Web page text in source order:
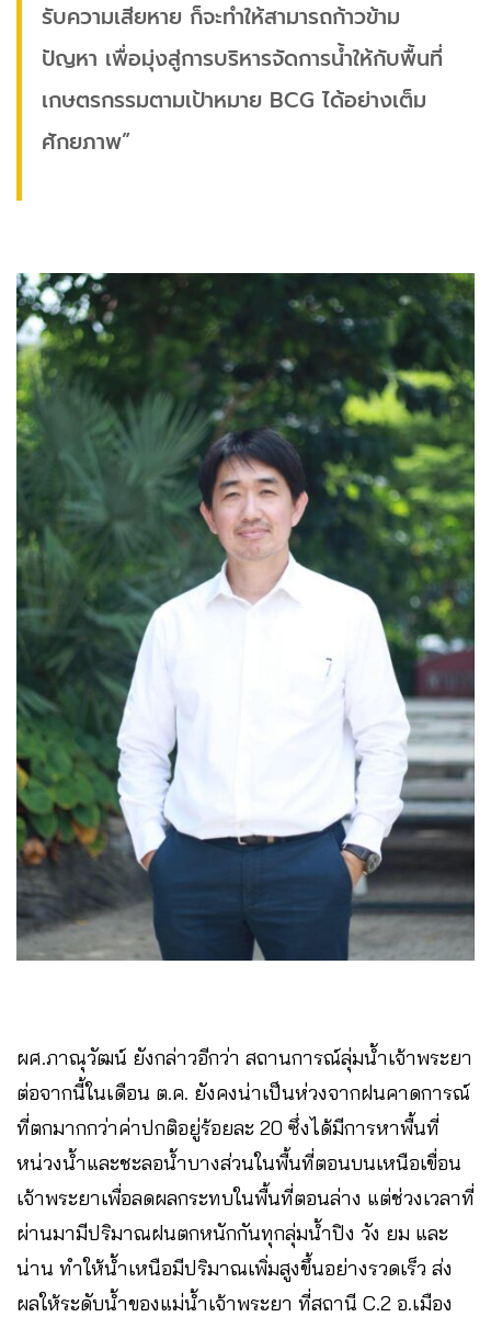
รับความเสียหาย ก็จะทำให้สามารถก้าวข้าม
ปัญหา เพื่อมุ่งสู่การบริหารจัดการน้ำให้กับพื้นที่
เกษตรกรรมตามเป้าหมาย BCG ได้อย่างเต็ม
ศักยภาพ”​
ผศ.ภาณุวัฒน์ ยังกล่าวอีกว่า สถานการณ์ลุ่มน้ำเจ้าพระยา
ต่อจากนี้ในเดือน ต.ค. ยังคงน่าเป็นห่วงจากฝนคาดการณ์
ที่ตกมากกว่าค่าปกติอยู่ร้อยละ 20 ซึ่งได้มีการหาพื้นที่
หน่วงน้ำและชะลอน้ำบางส่วนในพื้นที่ตอนบนเหนือเขื่อน
เจ้าพระยาเพื่อลดผลกระทบในพื้นที่ตอนล่าง แต่ช่วงเวลาที่
ผ่านมามีปริมาณฝนตกหนักกันทุกลุ่มน้ำปิง วัง ยม และ
น่าน ทำให้น้ำเหนือมีปริมาณเพิ่มสูงขึ้นอย่างรวดเร็ว ส่ง
ผลให้ระดับน้ำของแม่น้ำเจ้าพระยา ที่สถานี C.2 อ.เมือง